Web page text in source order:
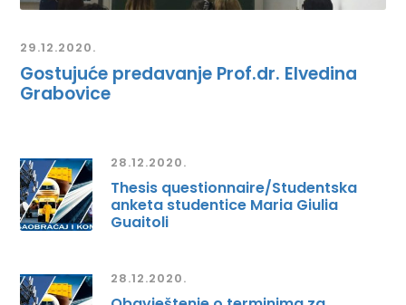
29.12.2020.
Gostujuće predavanje Prof.dr. Elvedina
Grabovice
28.12.2020.
Thesis questionnaire/Studentska
anketa studentice Maria Giulia
Guaitoli
28.12.2020.